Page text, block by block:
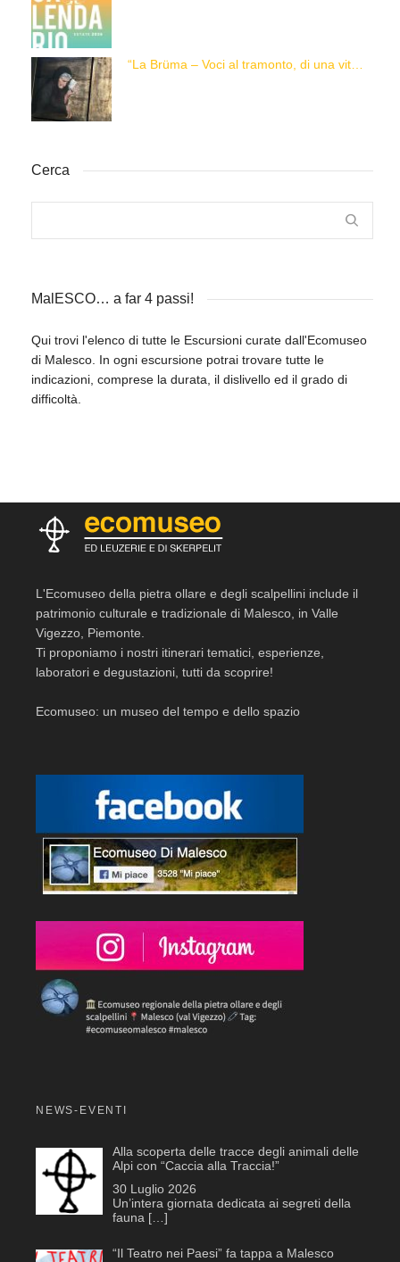
“La Brüma – Voci al tramonto, di una vita e di un’epoca”
Cerca
MalESCO… a far 4 passi!
Qui trovi l'elenco di tutte le Escursioni curate dall'Ecomuseo
di Malesco. In ogni escursione potrai trovare tutte le
indicazioni, comprese la durata, il dislivello ed il grado di
difficoltà.
L'Ecomuseo della pietra ollare e degli scalpellini include il
patrimonio culturale e tradizionale di Malesco, in Valle
Vigezzo, Piemonte.
Ti proponiamo i nostri itinerari tematici, esperienze,
laboratori e degustazioni, tutti da scoprire!
Ecomuseo: un museo del tempo e dello spazio
NEWS-EVENTI
Alla scoperta delle tracce degli animali delle
Alpi con “Caccia alla Traccia!”
30 Luglio 2026
Un’intera giornata dedicata ai segreti della
fauna […]
“Il Teatro nei Paesi” fa tappa a Malesco